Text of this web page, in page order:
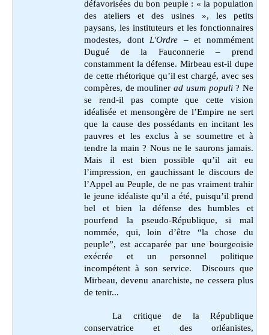
défavorisées du bon peuple : « la population
des ateliers et des usines », les petits
paysans, les instituteurs et les fonctionnaires
modestes, dont L'Ordre – et nommément
Dugué de la Fauconnerie – prend
constamment la défense. Mirbeau est-il dupe
de cette rhétorique qu’il est chargé, avec ses
compères, de moulinerad usum populi? Ne
se rend-il pas compte que cette vision
idéalisée et mensongère de l’Empire ne sert
que la cause des possédants en incitant les
pauvres et les exclus à se soumettre et à
tendre la main ? Nous ne le saurons jamais.
Mais il est bien possible qu’il ait eu
l’impression, en gauchissant le discours de
l’Appel au Peuple, de ne pas vraiment trahir
le jeune idéaliste qu’il a été, puisqu’il prend
bel et bien la défense des humbles et
pourfend la pseudo-République, si mal
nommée, qui, loin d’être “la chose du
peuple”, est accaparée par une bourgeoisie
exécrée et un personnel politique
incompétent à son service. Discours que
Mirbeau, devenu anarchiste, ne cessera plus
de tenir...
La critique de la République
conservatrice et des orléanistes,